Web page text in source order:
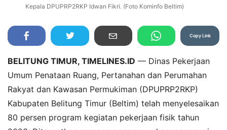
Perbesar
Kepala DPUPRP2RKP Idwan Fikri. (Foto Kominfo Beltim)
Copy Link
BELITUNG TIMUR, TIMELINES.ID — Dinas Pekerjaan
Umum Penataan Ruang, Pertanahan dan Perumahan
Rakyat dan Kawasan Permukiman (DPUPRP2RKP)
Kabupaten Belitung Timur (Beltim) telah menyelesaikan
80 persen program kegiatan pekerjaan fisik tahun